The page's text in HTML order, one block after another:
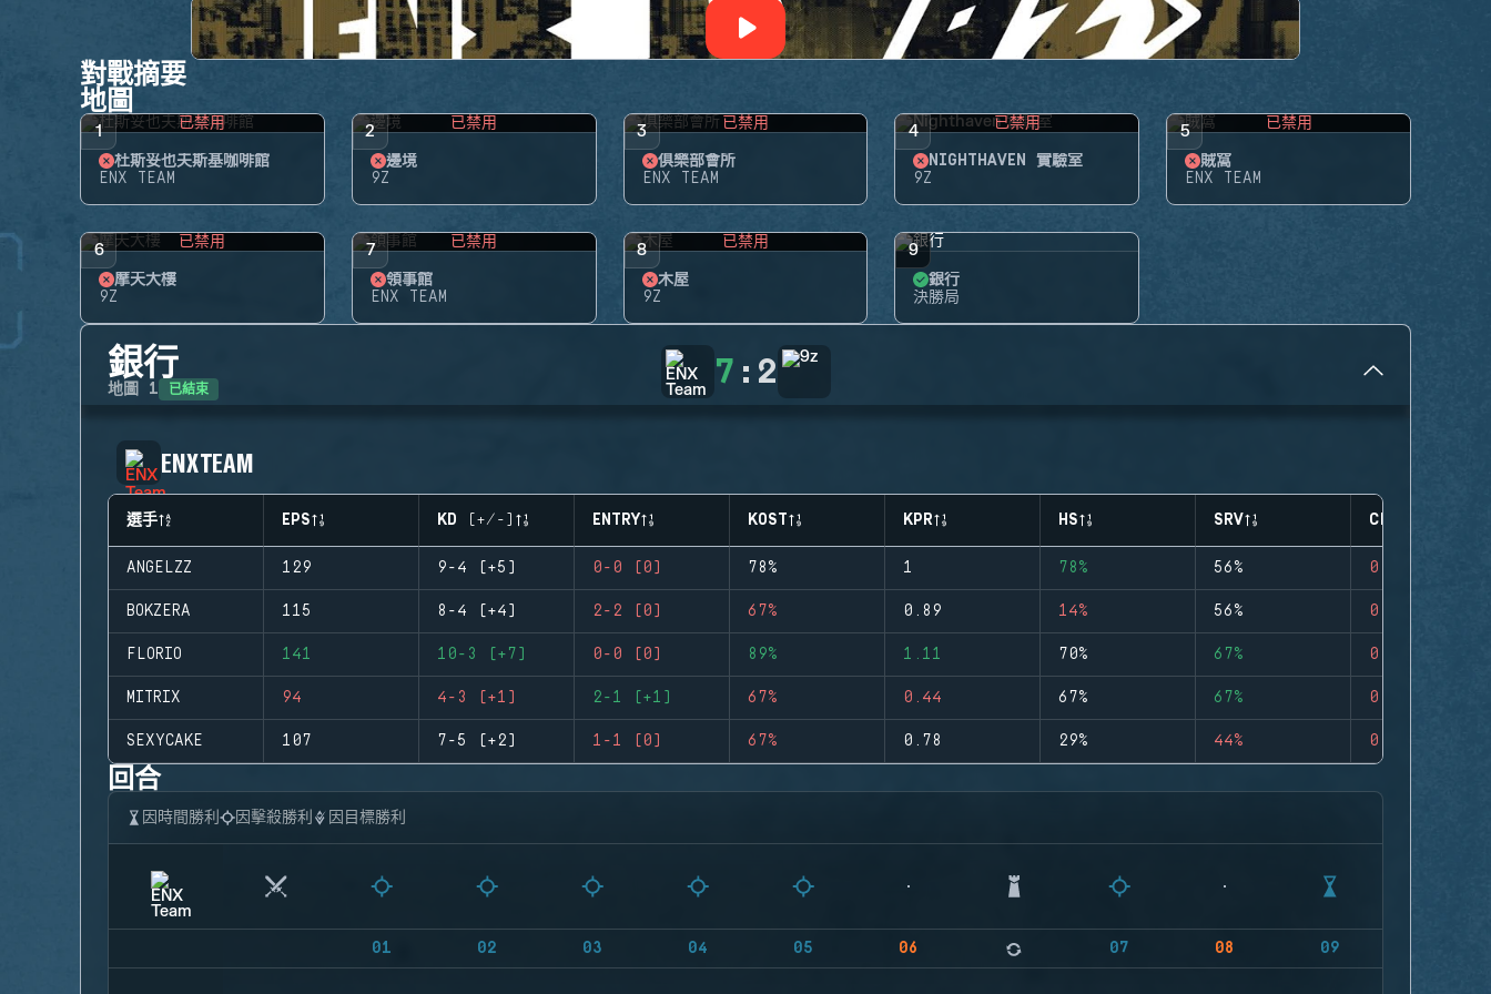
對戰摘要
地圖
1 已禁用
杜斯妥也夫斯基咖啡館
ENX TEAM
2 已禁用
邊境
9Z
3 已禁用
俱樂部會所
ENX TEAM
4 已禁用
NIGHTHAVEN 實驗室
9Z
5 已禁用
賊窩
ENX TEAM
6 已禁用
摩天大樓
9Z
7 已禁用
領事館
ENX TEAM
8 已禁用
木屋
9Z
9
銀行
決勝局
銀行
地圖 1 已結束 7 : 2
ENX TEAM
選手 EPS KD (+/-) ENTRY KOST KPR HS SRV CLUTCHES
ANGELZZ 129 9-4 (+5) 0-0 (0) 78% 1 78% 56% 0
BOKZERA 115 8-4 (+4) 2-2 (0) 67% 0.89 14% 56% 0
FLORIO 141 10-3 (+7) 0-0 (0) 89% 1.11 70% 67% 0
MITRIX 94 4-3 (+1) 2-1 (+1) 67% 0.44 67% 67% 0
SEXYCAKE 107 7-5 (+2) 1-1 (0) 67% 0.78 29% 44% 0
回合
因時間勝利 因擊殺勝利 因目標勝利
01 02 03 04 05 06 07 08 09